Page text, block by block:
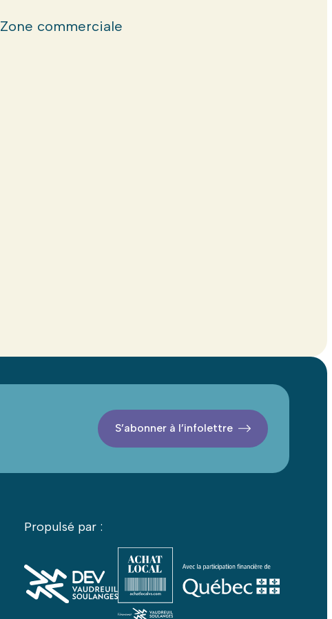
Zone commerciale
S’abonner à l’infolettre
Propulsé par :